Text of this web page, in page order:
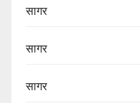
सागर
सागर
सागर